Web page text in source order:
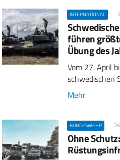
INTERNATIONAL
führen
Übung des
Vom 27. April
schwedischen
Mehr
BUNDESWEHR
Ohne